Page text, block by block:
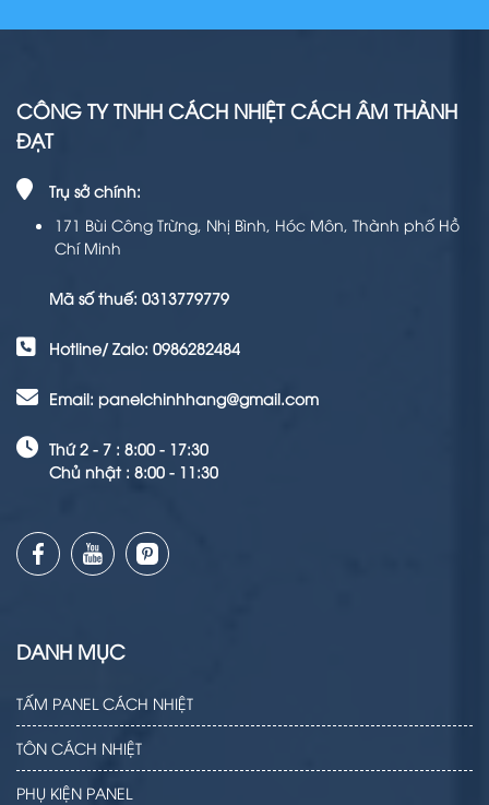
CÔNG TY TNHH CÁCH NHIỆT CÁCH ÂM THÀNH
ĐẠT
Trụ sở chính:
171 Bùi Công Trừng, Nhị Bình, Hóc Môn, Thành phố Hồ
Chí Minh
Mã số thuế: 0313779779
Hotline/ Zalo: 0986282484
Email: panelchinhhang@gmail.com
Thứ 2 - 7 : 8:00 - 17:30
Chủ nhật : 8:00 - 11:30
DANH MỤC
TẤM PANEL CÁCH NHIỆT
TÔN CÁCH NHIỆT
PHỤ KIỆN PANEL